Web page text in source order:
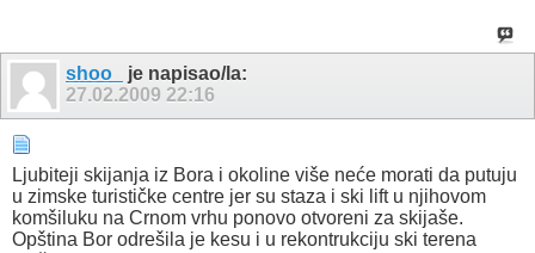
shoo_
je napisao/la:
27.02.2009 22:16
Ljubiteji skijanja iz Bora i okoline više neće morati da putuju
u zimske turističke centre jer su staza i ski lift u njihovom
komšiluku na Crnom vrhu ponovo otvoreni za skijaše.
Opština Bor odrešila je kesu i u rekontrukciju ski terena